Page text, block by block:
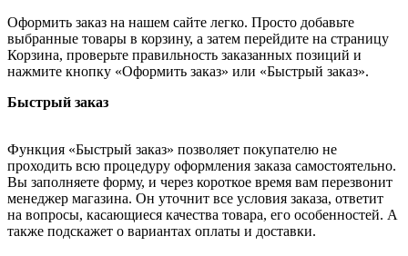
Оформить заказ на нашем сайте легко. Просто добавьте
выбранные товары в корзину, а затем перейдите на страницу
Корзина, проверьте правильность заказанных позиций и
нажмите кнопку «Оформить заказ» или «Быстрый заказ».
Быстрый заказ
Функция «Быстрый заказ» позволяет покупателю не
проходить всю процедуру оформления заказа самостоятельно.
Вы заполняете форму, и через короткое время вам перезвонит
менеджер магазина. Он уточнит все условия заказа, ответит
на вопросы, касающиеся качества товара, его особенностей. А
также подскажет о вариантах оплаты и доставки.